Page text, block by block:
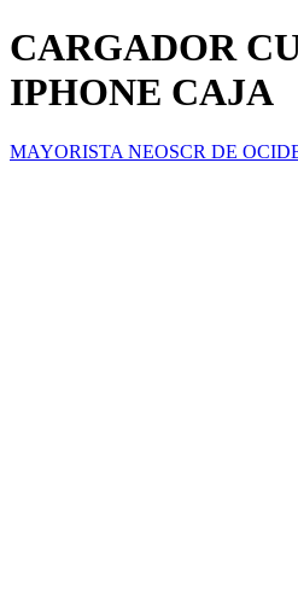
CARGADOR
IPHONE CAJA
MAYORISTA NEOSCR DE